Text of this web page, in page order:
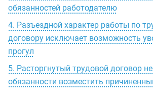
обязанностей работодателю
4. Разъездной характер работы по
договору исключает возможность
прогул
5. Расторгнутый трудовой договор
обязанности возместить